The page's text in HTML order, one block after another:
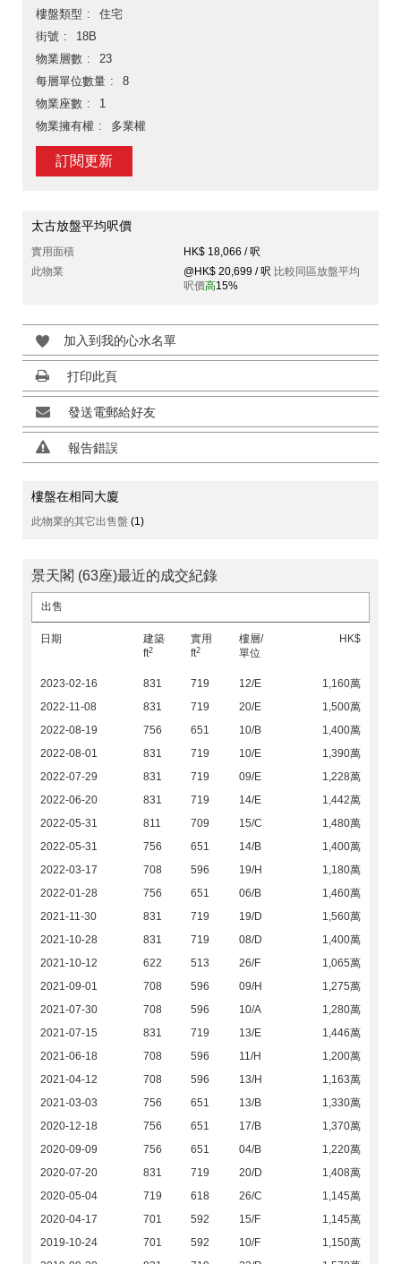
樓盤類型
住宅
街號
18B
物業層數
23
每層單位數量
8
物業座數
1
物業擁有權
多業權
訂閱更新
太古放盤平均呎價
實用面積
HK$ 18,066 / 呎
此物業
@HK$ 20,699 / 呎 比較同區放盤平均
呎價高15%
加入到我的心水名單
打印此頁
發送電郵給好友
報告錯誤
樓盤在相同大廈
此物業的其它出售盤 (1)
景天閣 (63座)最近的成交紀錄
出售
日期
建築
ft2
實用
ft2
樓層/
單位
HK$
2023-02-16 831 719 12/E
1,160萬
2022-11-08
831 719 20/E
1,500萬
2022-08-19
756 651 10/B
1,400萬
2022-08-01
831 719 10/E
1,390萬
2022-07-29
831 719 09/E
1,228萬
2022-06-20
831 719 14/E
1,442萬
2022-05-31
811 709 15/C
1,480萬
2022-05-31
756 651 14/B
1,400萬
2022-03-17
708 596 19/H
1,180萬
2022-01-28
756 651 06/B
1,460萬
2021-11-30
831 719 19/D
1,560萬
2021-10-28
831 719 08/D
1,400萬
2021-10-12
622 513 26/F
1,065萬
2021-09-01
708 596 09/H
1,275萬
2021-07-30
708 596 10/A
1,280萬
2021-07-15
831 719 13/E
1,446萬
2021-06-18
708 596 11/H
1,200萬
2021-04-12
708 596 13/H
1,163萬
2021-03-03
756 651 13/B
1,330萬
2020-12-18
756 651 17/B
1,370萬
2020-09-09
756 651 04/B
1,220萬
2020-07-20
831 719 20/D
1,408萬
2020-05-04
719 618 26/C
1,145萬
2020-04-17
701 592 15/F
1,145萬
2019-10-24
701 592 10/F
1,150萬